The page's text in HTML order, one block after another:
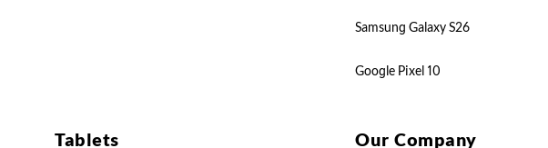
Samsung Galaxy S26
Google Pixel 10
Tablets Our Company